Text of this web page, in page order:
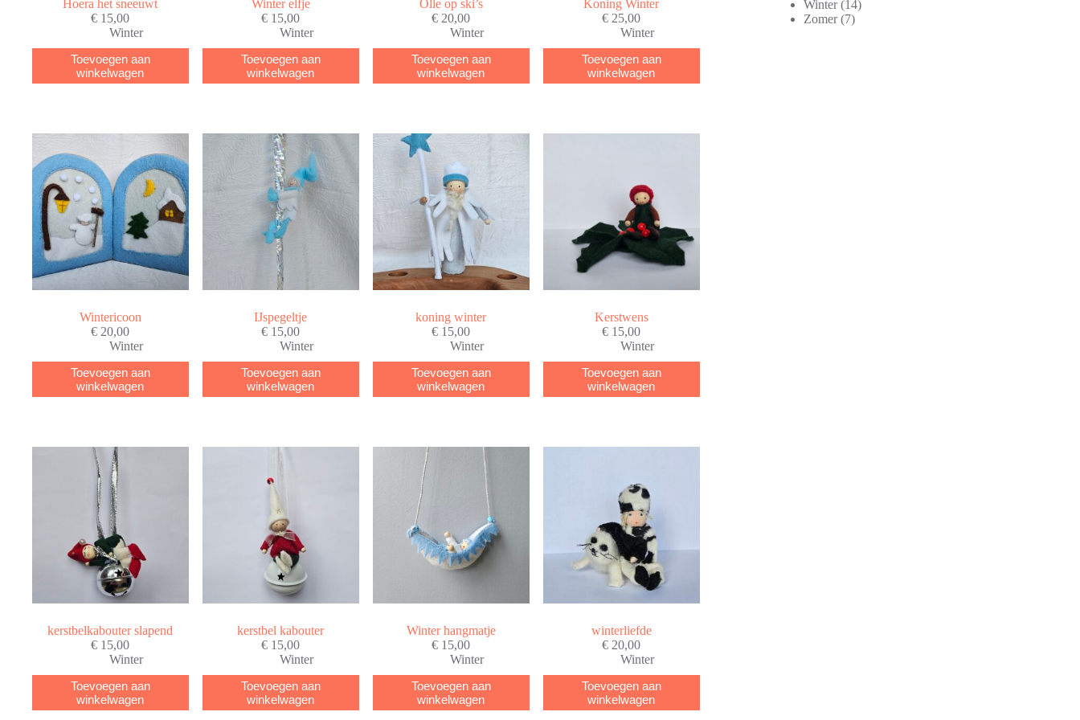
Hoera het sneeuwt
€ 15,00
Winter
Toevoegen aan
winkelwagen
Winter elfje
€ 15,00
Winter
Toevoegen aan
winkelwagen
Olle op ski’s
€ 20,00
Winter
Toevoegen aan
winkelwagen
Koning Winter
€ 25,00
Winter
Toevoegen aan
winkelwagen
Wintericoon
€ 20,00
Winter
Toevoegen aan
winkelwagen
IJspegeltje
€ 15,00
Winter
Toevoegen aan
winkelwagen
koning winter
€ 15,00
Winter
Toevoegen aan
winkelwagen
Kerstwens
€ 15,00
Winter
Toevoegen aan
winkelwagen
kerstbelkabouter slapend
€ 15,00
Winter
Toevoegen aan
winkelwagen
kerstbel kabouter
€ 15,00
Winter
Toevoegen aan
winkelwagen
Winter hangmatje
€ 15,00
Winter
Toevoegen aan
winkelwagen
winterliefde
€ 20,00
Winter
Toevoegen aan
winkelwagen
producten
Winter 1414
Zomer 77